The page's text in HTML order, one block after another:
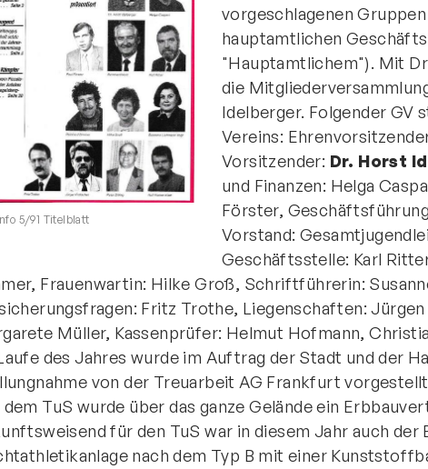
5/91 Titelblatt
vorgeschlagenen
hauptamtlichen
"Hauptamtlichem"). Mit
die
Idelberger. Folgender GV
Vereins:
Vorsitzender: Dr. Horst
und Finanzen: Helga
Förster,
Vorstand:
Geschäftsstelle: Karl
Frauenwartin: Hilke Groß, Schriftführerin:
Fritz Trothe, Liegenschaften:
Müller, Kassenprüfer: Helmut Hofmann,
des Jahres wurde im Auftrag der Stadt und der
von der Treuarbeit AG Frankfurt
dem TuS wurde über das ganze Gelände ein
für den TuS war in diesem Jahr auch der
nach dem Typ B mit einer